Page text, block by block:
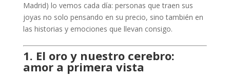
Madrid) lo vemos cada día: personas que traen sus
joyas no solo pensando en su precio, sino también en
las historias y emociones que llevan consigo.
1. El oro y nuestro cerebro:
amor a primera vista